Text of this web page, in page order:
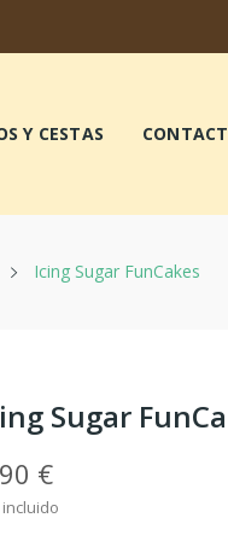
Y CESTAS
Icing Sugar FunCakes
Sugar
€
incluido